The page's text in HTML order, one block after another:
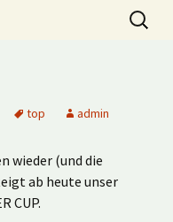
Suche
nach:
top admin
wieder (und die
ab heute unser
CUP.